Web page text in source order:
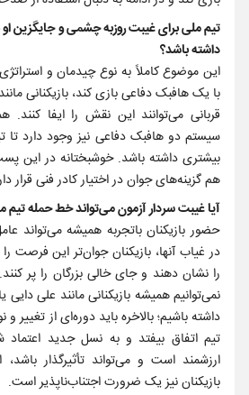
تیم ملی برای غیبت روزبه چشمی و جایگزین
داشته باشد؟
این موضوع کاملاً به نوع چیدمان و
با یک ‌هافبک دفاعی بازی کند، بازیکنانی
قربانی می‌توانند این نقش را ایفا کنند.
سیستم دو ‌هافبک دفاعی نیز وجود دارد تا
بیشتری داشته باشد. خوشبختانه در این
هم گزینه‌های جوان در اختیار کادر فنی قرار
آیا غیبت سردار آزمون می‌تواند خط حمله تیم
حضور بازیکنان باتجربه همیشه می‌تواند
در غیاب آنها، بازیکنان جوان‌تر این فرصت
را نشان دهند و جای خالی بزرگان را پر
نمی‌توانیم همیشه بازیکنانی مانند علی دایی
داشته باشیم؛ بالاخره باید دوره‌ای از
تیم اتفاق بیفتد و به نسل جدید اعتماد
ارزشمند است و می‌تواند تأثیرگذار
بازیکنان نیز یک ضرورت اجتناب‌ناپذیر است.